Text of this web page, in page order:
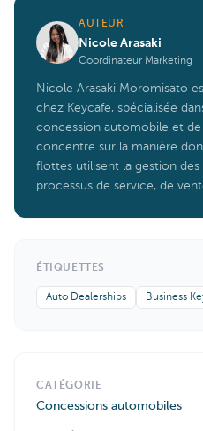
AUTEUR
Nicole Arasaki
Coordinateur Marketing
Nicole Arasaki Moromisato
chez Keycafe, spécialisée
concession automobile et
concentre sur la manière
flottes utilisent la gestion
processus de service, de
ÉTIQUETTES
Auto Dealerships Business
CATÉGORIE
Concessions automobiles